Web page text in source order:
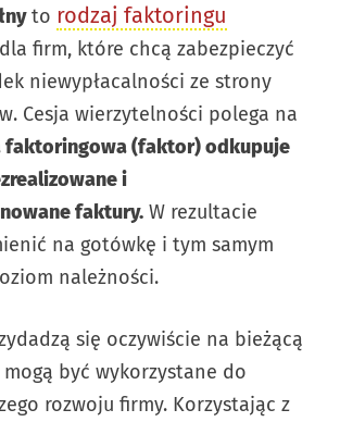
to rodzaj faktoringu
firm, które chcą zabezpieczyć
niewypłacalności ze strony
Cesja wierzytelności polega na
faktoringowa (faktor) odkupuje
i
faktury. W rezultacie
na gotówkę i tym samym
należności.
się oczywiście na bieżącą
mogą być wykorzystane do
rozwoju firmy. Korzystając z